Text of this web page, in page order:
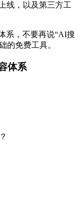
线，以及第三方工
系，不要再说“AI搜
的免费工具。
体系